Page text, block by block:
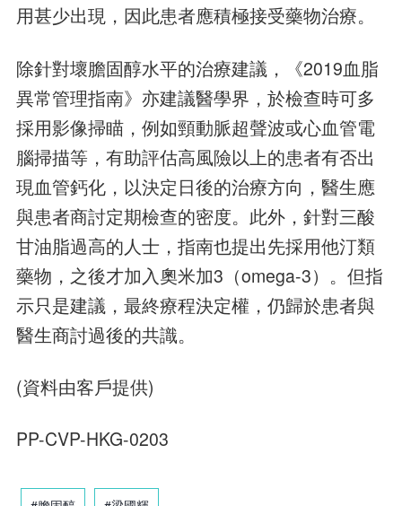
用甚少出現，因此患者應積極接受藥物治療。
除針對壞膽固醇水平的治療建議，《2019血脂
異常管理指南》亦建議醫學界，於檢查時可多
採用影像掃瞄，例如頸動脈超聲波或心血管電
腦掃描等，有助評估高風險以上的患者有否出
現血管鈣化，以決定日後的治療方向，醫生應
與患者商討定期檢查的密度。此外，針對三酸
甘油脂過高的人士，指南也提出先採用他汀類
藥物，之後才加入奧米加3（omega-3）。但指
示只是建議，最終療程決定權，仍歸於患者與
醫生商討過後的共識。
(資料由客戶提供)
PP-CVP-HKG-0203